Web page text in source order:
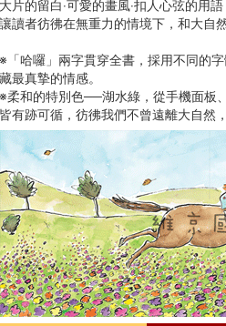
大片的留白‧可愛的畫風‧扣人心弦的用語
讓讀者彷彿在無重力的情境下，和大自
※「哈囉」兩字貫穿全書，採用不同的
藏最真摯的情感。
※柔和的特別色──湖水綠，從手機面板
皆有跡可循，彷彿我們不曾遠離大自然